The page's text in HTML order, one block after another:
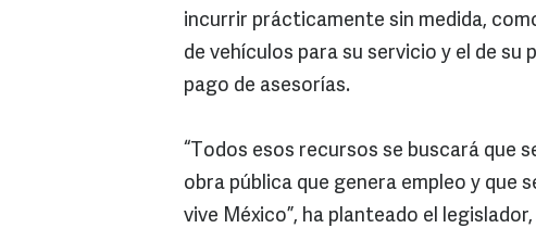
incurrir prácticamente sin medida,
de vehículos para su servicio y el de
pago de asesorías.
“Todos esos recursos se buscará que
obra pública que genera empleo y que
vive México”, ha planteado el